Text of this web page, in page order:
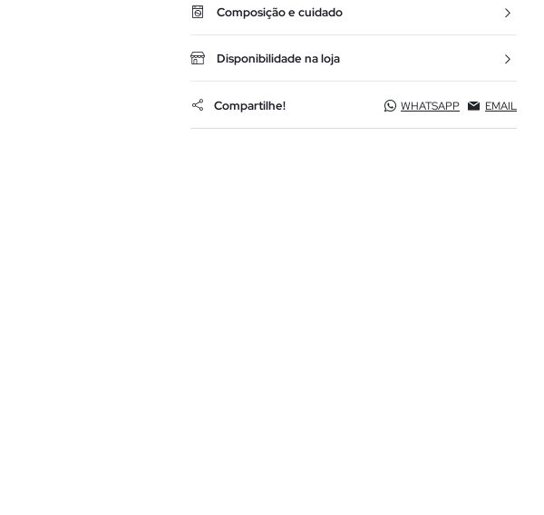
Composição e cuidado
Disponibilidade na loja
Compartilhe! WHATSAPP EMAIL